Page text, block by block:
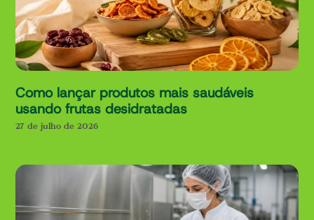
Como lançar produtos mais saudáveis
usando frutas desidratadas
27 de julho de 2026